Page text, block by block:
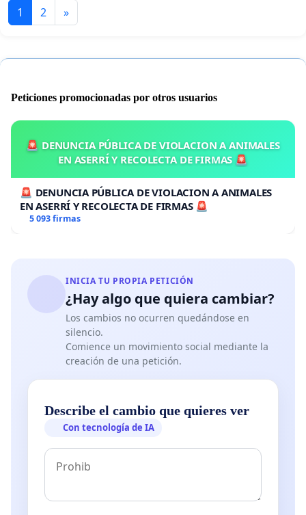
1 2 »
Peticiones promocionadas por otros usuarios
🚨 DENUNCIA PÚBLICA DE VIOLACION A ANIMALES
EN ASERRÍ Y RECOLECTA DE FIRMAS 🚨
🚨 DENUNCIA PÚBLICA DE VIOLACION A ANIMALES
EN ASERRÍ Y RECOLECTA DE FIRMAS 🚨
5 093 firmas
INICIA TU PROPIA PETICIÓN
¿Hay algo que quiera cambiar?
Los cambios no ocurren quedándose en
silencio.
Comience un movimiento social mediante la
creación de una petición.
Describe el cambio que quieres ver
Con tecnología de IA